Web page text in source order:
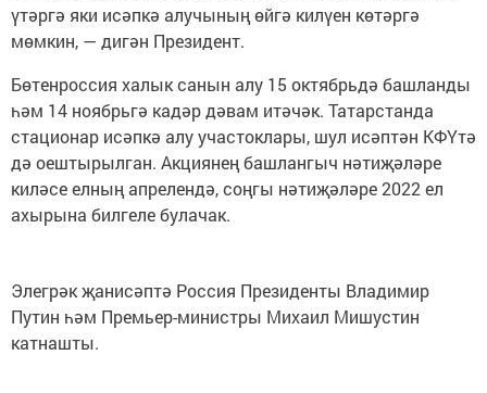
үтәргә яки исәпкә алучының өйгә килүен көтәргә
мөмкин, — дигән Президент.
Бөтенроссия халык санын алу 15 октябрьдә башланды
һәм 14 ноябрьгә кадәр дәвам итәчәк. Татарстанда
стационар исәпкә алу участоклары, шул исәптән КФҮтә
дә оештырылган. Акциянең башлангыч нәтиҗәләре
киләсе елның апрелендә, соңгы нәтиҗәләре 2022 ел
ахырына билгеле булачак.
Элегрәк җанисәптә Россия Президенты Владимир
Путин һәм Премьер-министры Михаил Мишустин
катнашты.